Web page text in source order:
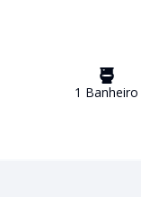
1 Banheiro